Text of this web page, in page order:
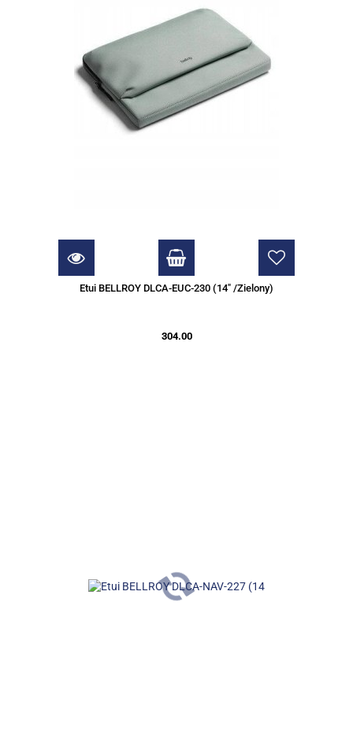
Etui BELLROY DLCA-EUC-230 (14" /Zielony)
304.00